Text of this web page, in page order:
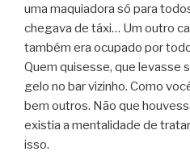
uma maquiadora só para
chegava de táxi… Um outro
também era ocupado por
Quem quisesse, que levasse
gelo no bar vizinho. Como
bem outros. Não que
existia a mentalidade de
isso.